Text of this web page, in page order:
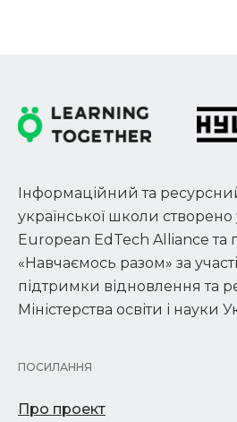
Інформаційний та
української школи створено
European EdTech Alliance та
«Навчаємось разом» за
підтримки відновлення та
Міністерства освіти і науки
ПОСИЛАННЯ
Про проект